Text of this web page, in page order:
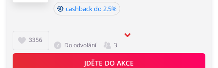
3356
cashback do 2.5%
Do odvolání 3
JDĚTE DO AKCE